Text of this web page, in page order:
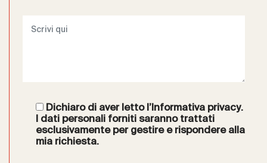
Dichiaro di aver letto l’Informativa privacy.
I dati personali forniti saranno trattati
esclusivamente per gestire e rispondere alla
mia richiesta.